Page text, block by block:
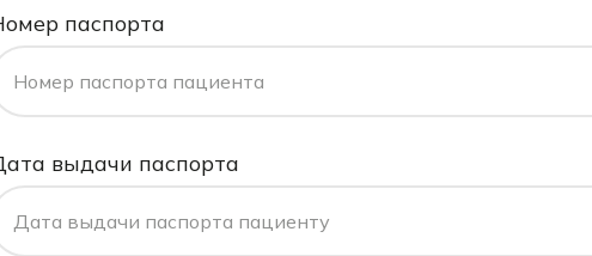
паспорта
Номер паспорта пациента
выдачи паспорта
Дата выдачи паспорта пациенту